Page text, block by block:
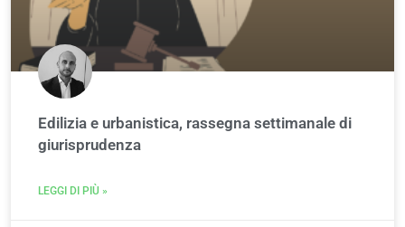
Edilizia e urbanistica, rassegna settimanale di
giurisprudenza
LEGGI DI PIÙ »